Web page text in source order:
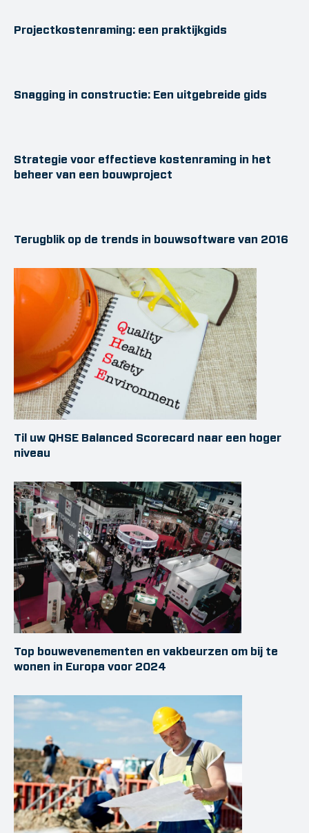
Projectkostenraming: een praktijkgids
Snagging in constructie: Een uitgebreide gids
Strategie voor effectieve kostenraming in het
beheer van een bouwproject
Terugblik op de trends in bouwsoftware van 2016
Til uw QHSE Balanced Scorecard naar een hoger
niveau
Top bouwevenementen en vakbeurzen om bij te
wonen in Europa voor 2024